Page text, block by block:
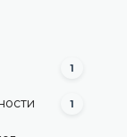
1
1